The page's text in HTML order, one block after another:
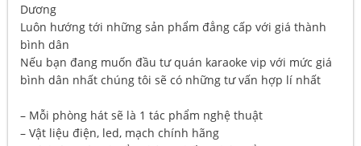
Dương
Luôn hướng tới những sản phẩm đẳng cấp với giá thành
bình dân
Nếu bạn đang muốn đầu tư quán karaoke vip với mức giá
bình dân nhất chúng tôi sẽ có những tư vấn hợp lí nhất
– Mỗi phòng hát sẽ là 1 tác phẩm nghệ thuật
– Vật liệu điện, led, mạch chính hãng